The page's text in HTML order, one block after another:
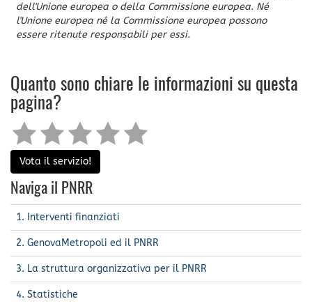
dell'Unione europea o della Commissione europea. Né
l'Unione europea né la Commissione europea possono
essere ritenute responsabili per essi.
Quanto sono chiare le informazioni su questa
pagina?
Vota il servizio!
Naviga il PNRR
1. Interventi finanziati
2. GenovaMetropoli ed il PNRR
3. La struttura organizzativa per il PNRR
4. Statistiche